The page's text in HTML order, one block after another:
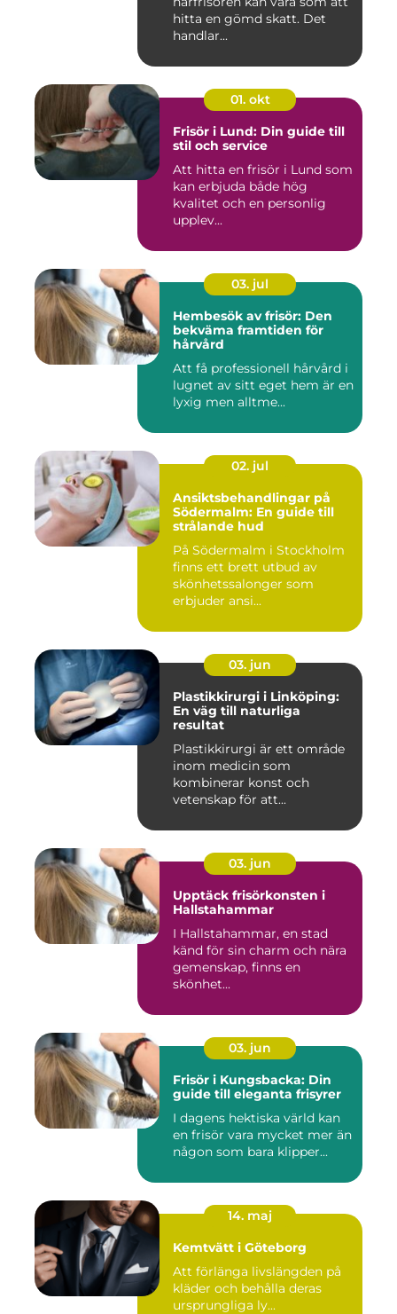
hitta en gömd skatt. Det
handlar...
01. okt
Frisör i Lund: Din guide till
stil och service
Att hitta en frisör i Lund som
kan erbjuda både hög
kvalitet och en personlig
upplev...
03. jul
Hembesök av frisör: Den
bekväma framtiden för
hårvård
Att få professionell hårvård i
lugnet av sitt eget hem är en
lyxig men alltme...
02. jul
Ansiktsbehandlingar på
Södermalm: En guide till
strålande hud
På Södermalm i Stockholm
finns ett brett utbud av
skönhetssalonger som
erbjuder ansi...
03. jun
Plastikkirurgi i Linköping:
En väg till naturliga
resultat
Plastikkirurgi är ett område
inom medicin som
kombinerar konst och
vetenskap för att...
03. jun
Upptäck frisörkonsten i
Hallstahammar
I Hallstahammar, en stad
känd för sin charm och nära
gemenskap, finns en
skönhet...
03. jun
Frisör i Kungsbacka: Din
guide till eleganta frisyrer
I dagens hektiska värld kan
en frisör vara mycket mer än
någon som bara klipper...
14. maj
Kemtvätt i Göteborg
Att förlänga livslängden på
kläder och behålla deras
ursprungliga ly...